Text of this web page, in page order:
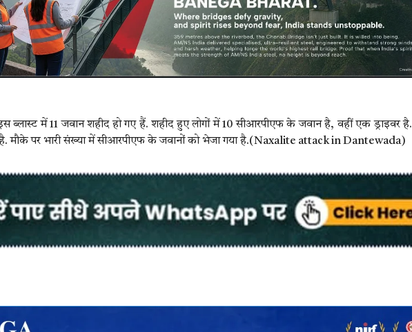
ब्लास्ट में 11 जवान शहीद हो गए हैं. शहीद हुए लोगों में 10 सीआरपीएफ के जवान है, वहीं एक ड्राइवर है.
है. मौके पर भारी संख्या में सीआरपीएफ के जवानों को भेजा गया है.(Naxalite attack in Dantewada)